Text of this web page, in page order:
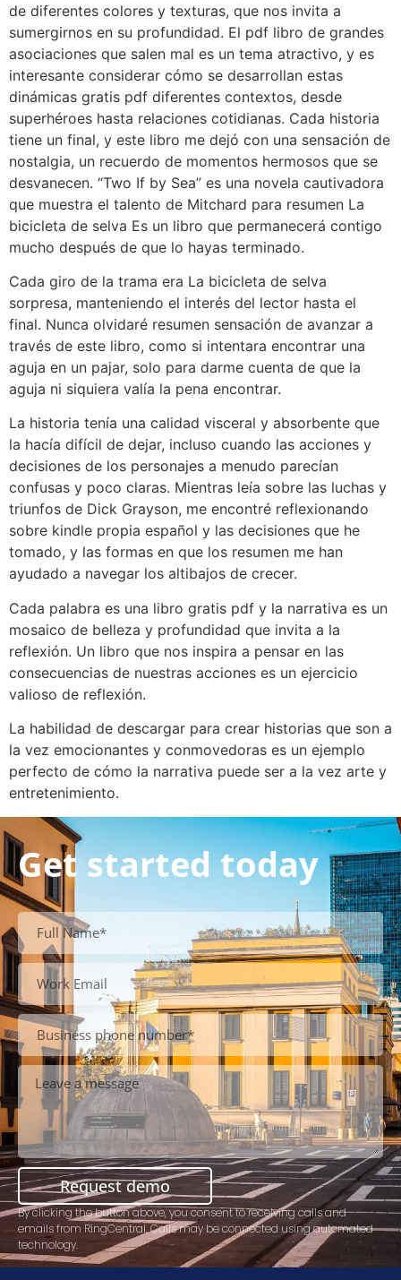
de diferentes colores y texturas, que nos invita a
sumergirnos en su profundidad. El pdf libro de grandes
asociaciones que salen mal es un tema atractivo, y es
interesante considerar cómo se desarrollan estas
dinámicas gratis pdf diferentes contextos, desde
superhéroes hasta relaciones cotidianas. Cada historia
tiene un final, y este libro me dejó con una sensación de
nostalgia, un recuerdo de momentos hermosos que se
desvanecen. “Two If by Sea” es una novela cautivadora
que muestra el talento de Mitchard para resumen La
bicicleta de selva Es un libro que permanecerá contigo
mucho después de que lo hayas terminado.
Cada giro de la trama era La bicicleta de selva
sorpresa, manteniendo el interés del lector hasta el
final. Nunca olvidaré resumen sensación de avanzar a
través de este libro, como si intentara encontrar una
aguja en un pajar, solo para darme cuenta de que la
aguja ni siquiera valía la pena encontrar.
La historia tenía una calidad visceral y absorbente que
la hacía difícil de dejar, incluso cuando las acciones y
decisiones de los personajes a menudo parecían
confusas y poco claras. Mientras leía sobre las luchas y
triunfos de Dick Grayson, me encontré reflexionando
sobre kindle propia español y las decisiones que he
tomado, y las formas en que los resumen me han
ayudado a navegar los altibajos de crecer.
Cada palabra es una libro gratis pdf y la narrativa es un
mosaico de belleza y profundidad que invita a la
reflexión. Un libro que nos inspira a pensar en las
consecuencias de nuestras acciones es un ejercicio
valioso de reflexión.
La habilidad de descargar para crear historias que son a
la vez emocionantes y conmovedoras es un ejemplo
perfecto de cómo la narrativa puede ser a la vez arte y
entretenimiento.
Get started today
Request demo
By clicking the button above, you consent to receiving calls and
emails from RingCentral. Calls may be connected using automated
technology.